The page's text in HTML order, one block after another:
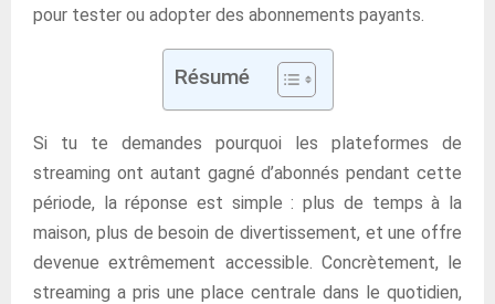
pour tester ou adopter des abonnements payants.
Résumé
Si tu te demandes pourquoi les plateformes de
streaming ont autant gagné d’abonnés pendant cette
période, la réponse est simple : plus de temps à la
maison, plus de besoin de divertissement, et une offre
devenue extrêmement accessible. Concrètement, le
streaming a pris une place centrale dans le quotidien,